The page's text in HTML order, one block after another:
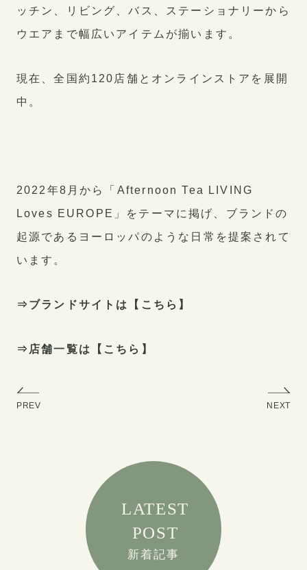
ッチン、リビング、バス、ステーショナリーから
ウエアまで幅広いアイテムが揃います。
現在、全国約120店舗とオンラインストアを展開
中。
2022年8月から「Afternoon Tea LIVING
Loves EUROPE」をテーマに掲げ、ブランドの
起源であるヨーロッパのような日常を提案されて
います。
⇒ブランドサイトは【 こちら 】
⇒店舗一覧は【 こちら 】
PREV NEXT
LATEST
POST
新着記事